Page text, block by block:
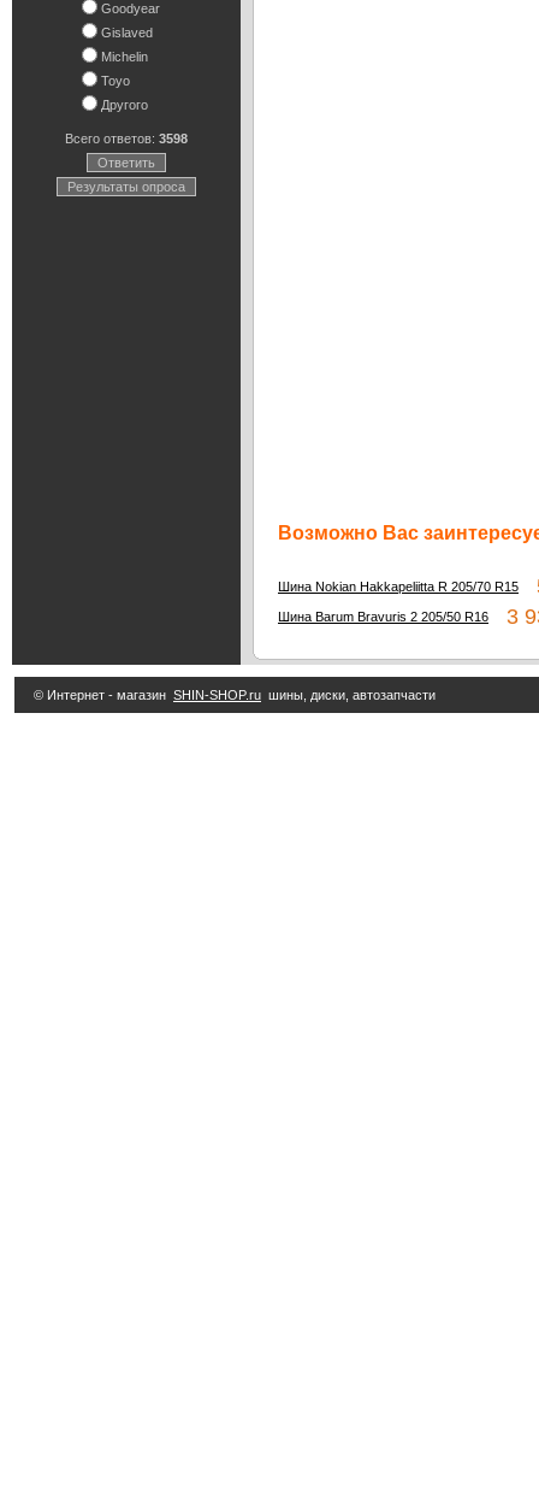
Goodyear
Gislaved
Michelin
Toyo
Другого
Всего ответов: 3598
Ответить
Результаты опроса
Возможно Вас
Шина Nokian Hakkapeliitta R 205/70 R15
Шина Barum Bravuris 2 205/50 R16 3
© Интернет - магазин SHIN-SHOP.ru шины, диски, автозапчасти